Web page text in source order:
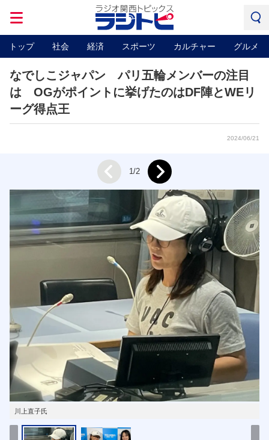
トップ 社会 経済 スポーツ カルチャー グルメ
なでしこジャパン パリ五輪メンバーの注目
は OGがポイントに挙げたのはDF陣とWEリ
ーグ得点王
2024/06/21
川上直子氏
Prev 1/2 Next